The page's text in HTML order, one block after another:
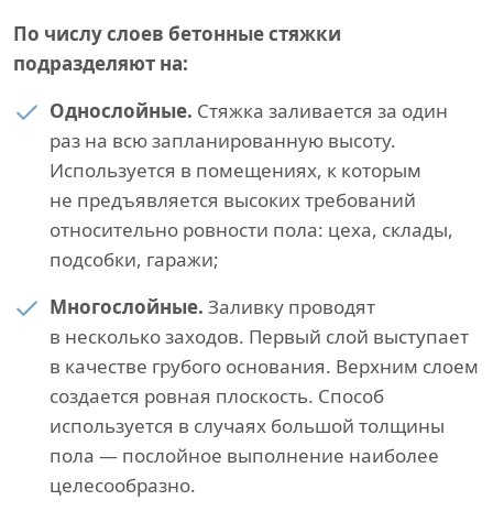
По числу слоев бетонные стяжки
подразделяют на:
Однослойные. Стяжка заливается за один
раз на всю запланированную высоту.
Используется в помещениях, к которым
не предъявляется высоких требований
относительно ровности пола: цеха, склады,
подсобки, гаражи;
Многослойные. Заливку проводят
в несколько заходов. Первый слой выступает
в качестве грубого основания. Верхним слоем
создается ровная плоскость. Способ
используется в случаях большой толщины
пола — послойное выполнение наиболее
целесообразно.